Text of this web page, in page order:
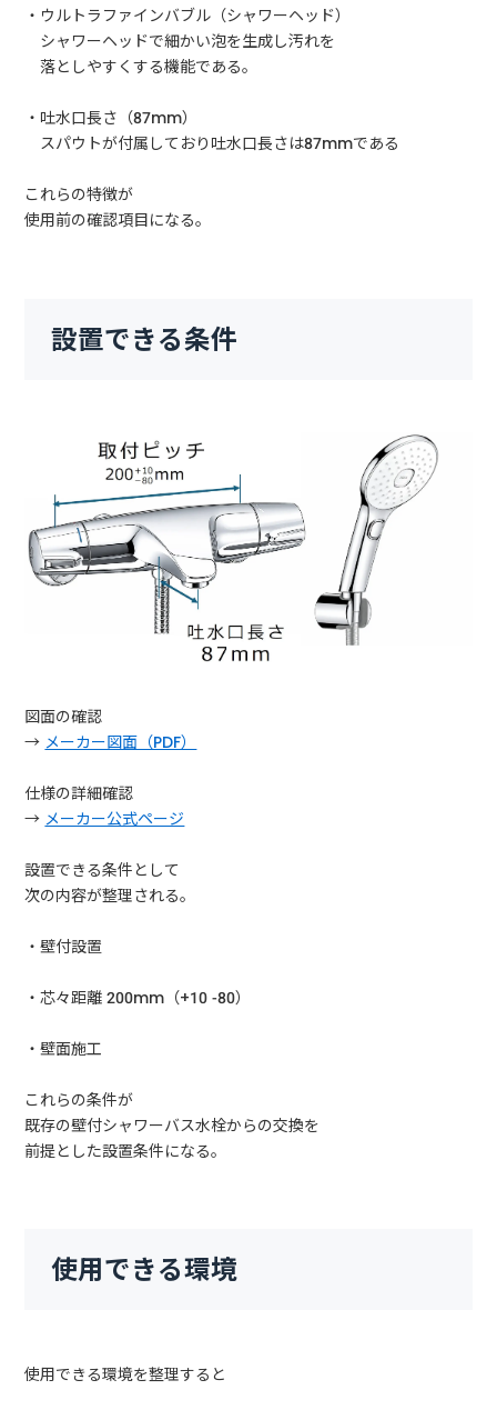
・ウルトラファインバブル（シャワーヘッド）
シャワーヘッドで細かい泡を生成し汚れを
落としやすくする機能である。
・吐水口長さ（87mm）
スパウトが付属しており吐水口長さは87mmである
これらの特徴が
使用前の確認項目になる。
設置できる条件
図面の確認
→ メーカー図面（PDF）
仕様の詳細確認
→ メーカー公式ページ
設置できる条件として
次の内容が整理される。
・壁付設置
・芯々距離 200mm（+10 -80）
・壁面施工
これらの条件が
既存の壁付シャワーバス水栓からの交換を
前提とした設置条件になる。
使用できる環境
使用できる環境を整理すると